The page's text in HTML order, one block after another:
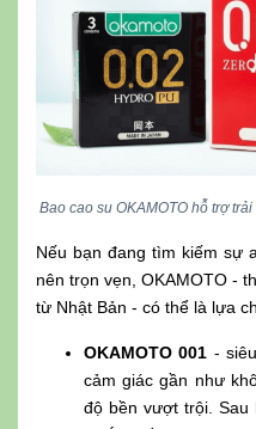
Bao cao su OKAMOTO hỗ trợ
Nếu bạn đang tìm kiếm sự
nên trọn vẹn, OKAMOTO -
từ Nhật Bản - có thể là lựa
OKAMOTO 001 -
cảm giác gần như
độ bền vượt trội. Sau